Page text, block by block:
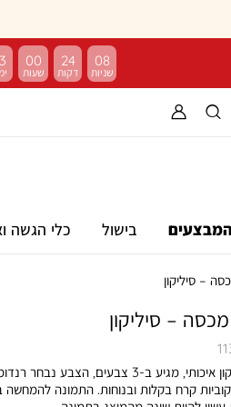
00 24 08
בישול כלי הגשה
– סיליקון
– סיליקון
קרחון עשוי סיליקון איכותי, מגיע ב-3 צבעים, הצבע
קרח בקלות ובנוחות. התמונה להמחשה